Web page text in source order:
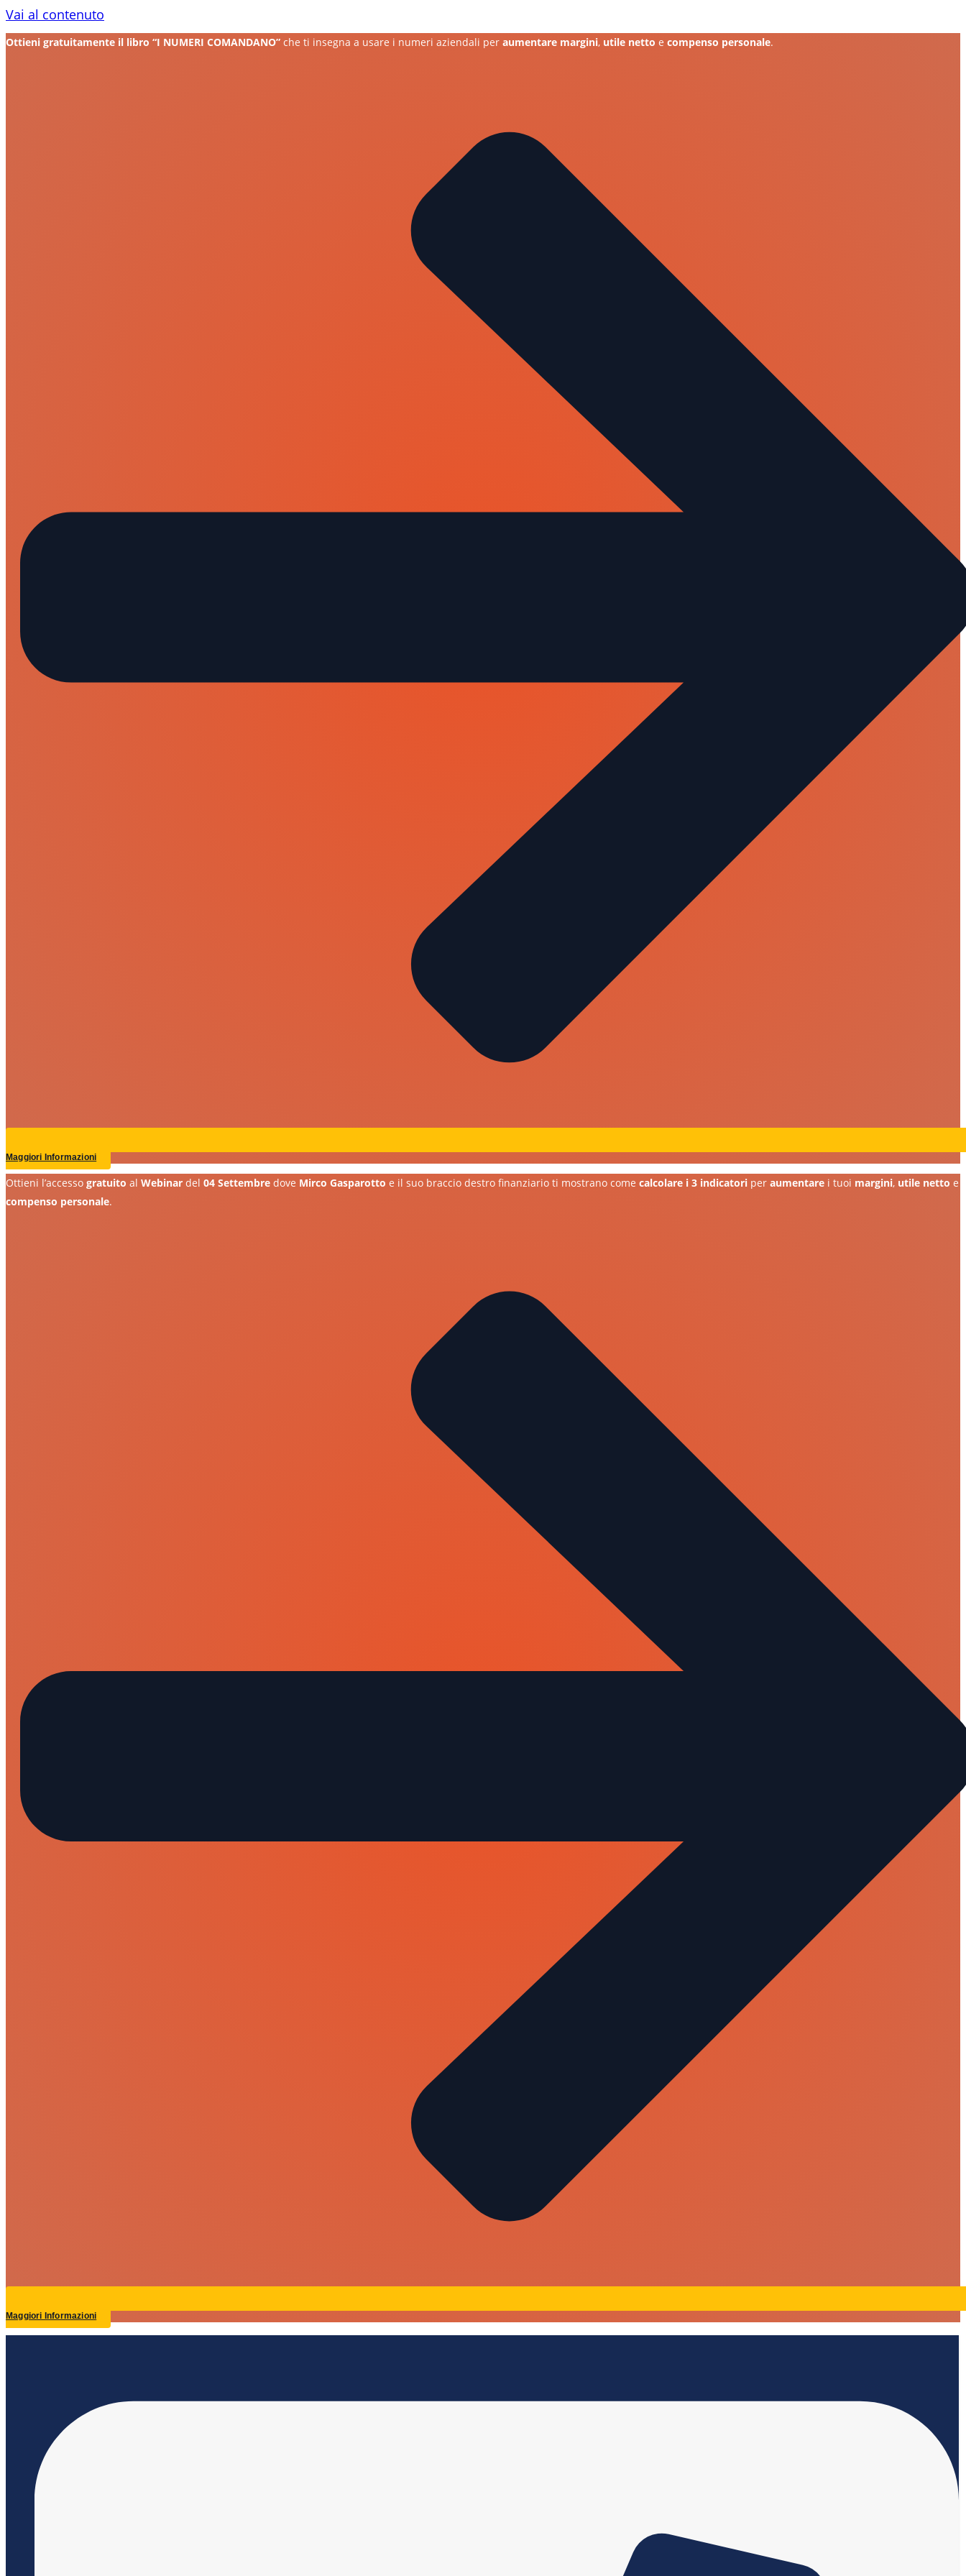
Vai al contenuto
Ottieni gratuitamente il libro “I NUMERI COMANDANO” che ti insegna a usare i numeri aziendali per aumentare margini, utile netto e compenso personale.
Maggiori Informazioni
Ottieni l’accesso gratuito al Webinar del 04 Settembre dove Mirco Gasparotto e il suo braccio destro finanziario ti mostrano come calcolare i 3 indicatori per aumentare i tuoi margini, utile netto e
compenso personale.
Maggiori Informazioni